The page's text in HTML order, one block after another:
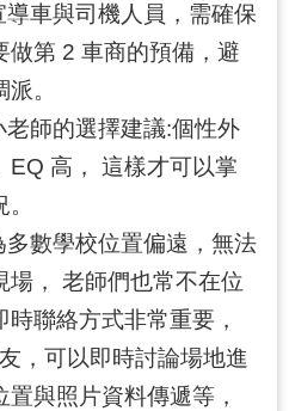
車與司機人員，需確保
做第 2 車商的預備，避
派。
師的選擇建議:個性外
EQ 高， 這樣才可以掌
。
數學校位置偏遠，無法
場， 老師們也常不在位
聯絡方式非常重要，
，可以即時討論場地進
與照片資料傳遞等，